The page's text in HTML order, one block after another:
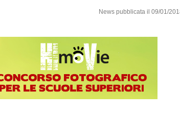
News pubblicata il 09/01/